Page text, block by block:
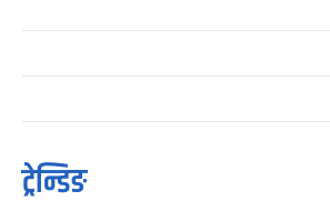
ट्रेन्डिङ